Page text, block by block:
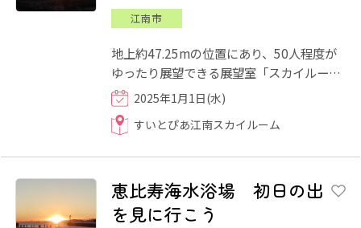
江南市
地上約47.25mの位置にあり、50人程度が
ゆったり展望できる展望室「スカイルー
ム」で、初日の出を堪能できます。 当日
は、7:15頃からぜんざいを無...
2025年1月1日(水)
すいとぴあ江南スカイルーム
恵比寿海水浴場 初日の出
を見に行こう